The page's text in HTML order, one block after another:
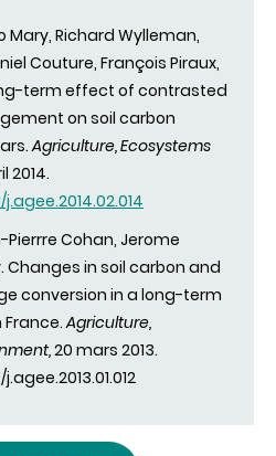
Mary, Richard Wylleman,
Couture, François Piraux,
term effect of contrasted
on soil carbon
Agriculture, Ecosystems
2014.
Cohan, Jerome
Changes in soil carbon and
conversion in a long-term
France.Agriculture,
20 mars 2013.